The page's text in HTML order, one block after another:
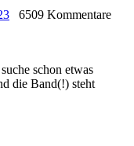
6509 Kommentare
schon etwas
die Band(!) steht